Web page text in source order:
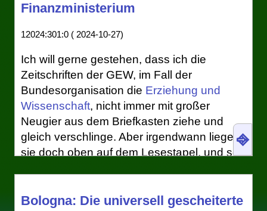
Finanzministerium
12024:301:0 ( 2024-10-27)
Ich will gerne gestehen, dass ich die
Zeitschriften der GEW, im Fall der
Bundesorganisation die Erziehung und
Wissenschaft, nicht immer mit großer
Neugier aus dem Briefkasten ziehe und
gleich verschlinge. Aber irgendwann liegen
sie doch oben auf dem Lesestapel, und so
Finanzen (BMF) [1]gestoßen:
⎆
Bologna: Die universell gescheiterte